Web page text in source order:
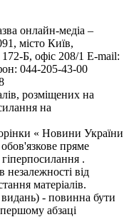
онлайн-медіа –
місто Київ,
Б, офіс 208/1 E-mail:
044-205-43-00
розміщених на
на
« Новини України
пряме
.
від
матеріалів.
видань) - повинна бути
абзаці